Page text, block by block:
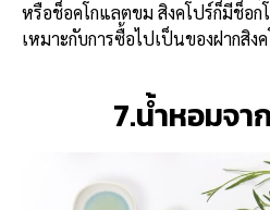
หรือช็อคโกแลตขม สิงคโปร์ก็มีช็อ
เหมาะกับการซื้อไปเป็นของฝากสิง
7.น้ำหอมจา